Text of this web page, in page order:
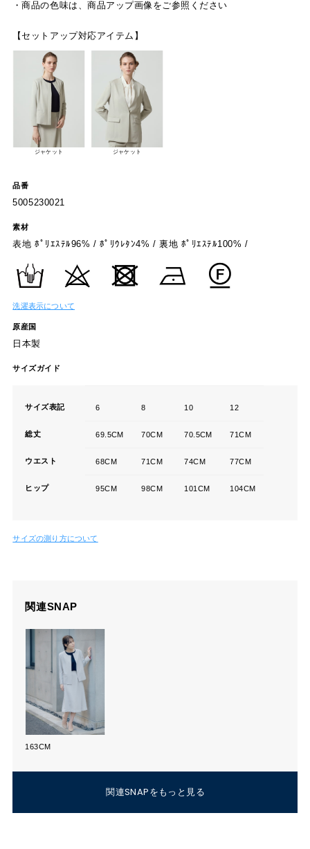
・商品の色味は、商品アップ画像をご参照ください
【セットアップ対応アイテム】
ジャケット ジャケット
品番
5005230021
素材
表地 ﾎﾟﾘｴｽﾃﾙ96% / ﾎﾟﾘｳﾚﾀﾝ4% / 裏地 ﾎﾟﾘｴｽﾃﾙ100% /
洗濯表示について
原産国
日本製
サイズガイド
サイズ表記 6 8 10 12
総丈 69.5CM 70CM 70.5CM 71CM
ウエスト 68CM 71CM 74CM 77CM
ヒップ 95CM 98CM 101CM 104CM
サイズの測り方について
関連SNAP
163CM
関連SNAPをもっと見る